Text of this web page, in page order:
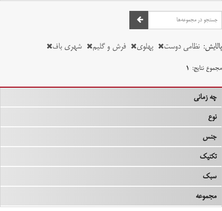
پالایش: نظامی دوست پهلوی فرش و گلیم شهری باف
مجموع نتایج: ۱
چه زمانی
نوع
جنس
تکنیک
سبک
مجموعه